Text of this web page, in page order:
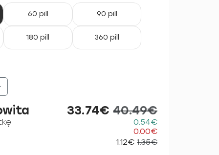
60 pill 90 pill
180 pill 360 pill
33.74€ 40.49€
0.54€
0.00€
1.12€ 1.35€